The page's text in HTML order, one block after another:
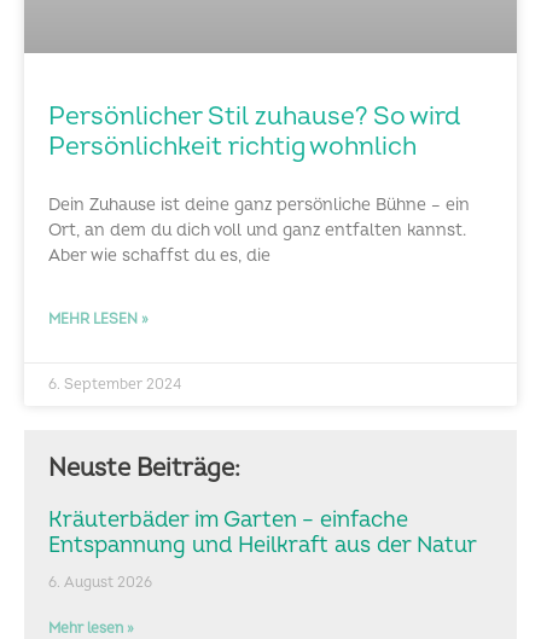
Persönlicher Stil zuhause? So wird
Persönlichkeit richtig wohnlich
Dein Zuhause ist deine ganz persönliche Bühne – ein
Ort, an dem du dich voll und ganz entfalten kannst.
Aber wie schaffst du es, die
MEHR LESEN »
6. September 2024
Neuste Beiträge:
Kräuterbäder im Garten – einfache
Entspannung und Heilkraft aus der Natur
6. August 2026
Mehr lesen »